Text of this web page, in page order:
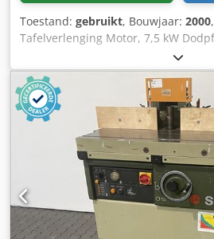
Toestand: gebruikt, Bouwjaar: 2000
Tafelverlenging Motor, 7,5 kW
Digitale positionering 5 snelheden